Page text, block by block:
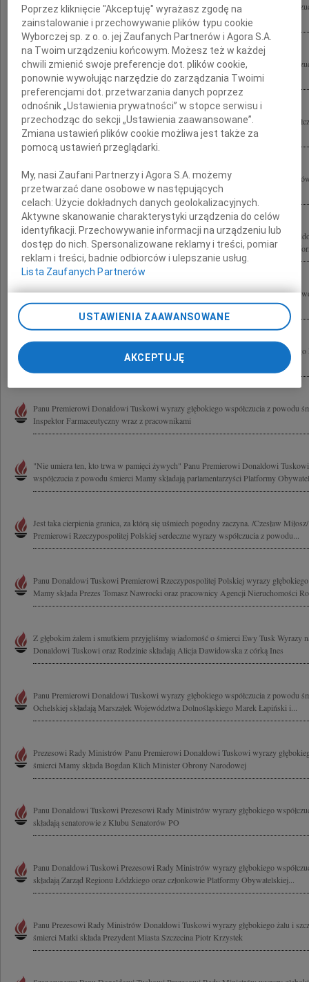
Panu Donaldowi Tuskowi Prezesowi Rady Ministrów wyrazy głębokiego
składają parlamentarzyści, samorządowcy oraz członkowie Lubuskiej Platformy...
Prezesowi Rady Ministrów Panu Donaldowi Tuskowi wyrazy głębokiego
składa Szef Biura Ochrony Rządu gen. bryg. Marian Janicki
Prezesowi Rady Ministrów Panu Donaldowi Tuskowi wyrazy najgłębszego
Mamy składają Jolanta i Aleksander Kwaśniewscy
Wyrazy głębokiego współczucia z powodu śmierci Matki Prezesowi Rady
składają Kierownictwo i pracownicy Urzędu do spraw Cudzoziemców
Wyrazy głębokiego współczucia z powodu śmierci Mamy Panu Premierowi
Parlamentarzyści, Samorządowcy oraz członkowie i sympatycy dolnośląskiej
Panu Premierowi Donaldowi Tuskowi składam głębokie wyrazy współczucia z
Tusk Radosław Sikorski Minister Spraw Zagranicznych Rzeczypospolitej Polskiej
Serdeczne wyrazy współczucia z powodu śmierci Matki Donaldowi Tuskowi i Jego
Panu Premierowi Donaldowi Tuskowi wyrazy głębokiego współczucia z powodu
Inspektor Farmaceutyczny wraz z pracownikami
"Nie umiera ten, kto trwa w pamięci żywych" Panu Premierowi Donaldowi
współczucia z powodu śmierci Mamy składają parlamentarzyści Platformy
Jest taka cierpienia granica, za którą się uśmiech pogodny zaczyna. /Czesław
Premierowi Rzeczypospolitej Polskiej serdeczne wyrazy współczucia z powodu...
Panu Donaldowi Tuskowi Premierowi Rzeczypospolitej Polskiej wyrazy
Mamy składa Prezes Tomasz Nawrocki oraz pracownicy Agencji Nieruchomości
Z głębokim żalem i smutkiem przyjęliśmy wiadomość o śmierci Ewy Tusk Wyrazy
Donaldowi Tuskowi oraz Rodzinie składają Alicja Dawidowska z córką Ines
Panu Premierowi Donaldowi Tuskowi wyrazy głębokiego współczucia z powodu
Ochelskiej składają Marszałek Województwa Dolnośląskiego Marek Łapiński i...
Prezesowi Rady Ministrów Panu Premierowi Donaldowi Tuskowi wyrazy
śmierci Mamy składa Bogdan Klich Minister Obrony Narodowej
Panu Donaldowi Tuskowi Prezesowi Rady Ministrów wyrazy głębokiego
składają senatorowie z Klubu Senatorów PO
Panu Donaldowi Tuskowi Prezesowi Rady Ministrów wyrazy głębokiego
składają Zarząd Regionu Łódzkiego oraz członkowie Platformy Obywatelskiej...
Panu Prezesowi Rady Ministrów Donaldowi Tuskowi wyrazy głębokiego żalu i
śmierci Matki składa Prezydent Miasta Szczecina Piotr Krzystek
Poprzez kliknięcie "Akceptuję" wyrażasz zgodę na
zainstalowanie i przechowywanie plików typu cookie
Wyborczej sp. z o. o. jej Zaufanych Partnerów i Agora S.A.
na Twoim urządzeniu końcowym. Możesz też w każdej
chwili zmienić swoje preferencje dot. plików cookie,
ponownie wywołując narzędzie do zarządzania Twoimi
preferencjami dot. przetwarzania danych poprzez
odnośnik „Ustawienia prywatności” w stopce serwisu i
przechodząc do sekcji „Ustawienia zaawansowane”.
Zmiana ustawień plików cookie możliwa jest także za
pomocą ustawień przeglądarki.
My, nasi Zaufani Partnerzy i Agora S.A. możemy
przetwarzać dane osobowe w następujących
celach:Użycie dokładnych danych geolokalizacyjnych.
Aktywne skanowanie charakterystyki urządzenia do celów
identyfikacji. Przechowywanie informacji na urządzeniu lub
dostęp do nich. Spersonalizowane reklamy i treści, pomiar
reklam i treści, badnie odbiorców i ulepszanie usług.
Lista Zaufanych Partnerów
USTAWIENIA ZAAWANSOWANE
AKCEPTUJĘ